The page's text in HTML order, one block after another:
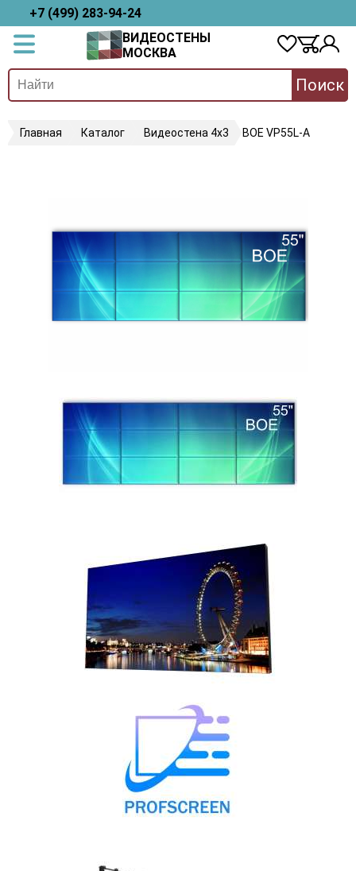
+7 (499) 283-94-24
ВИДЕОСТЕНЫ
МОСКВА
Поиск
Главная Каталог Видеостена 4х3 BOE VP55L-A